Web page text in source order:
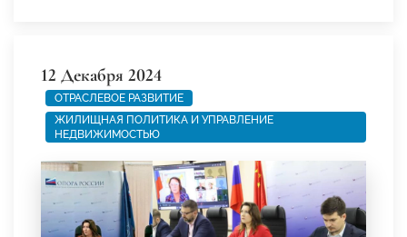
12 Декабря 2024
ОТРАСЛЕВОЕ РАЗВИТИЕ
ЖИЛИЩНАЯ ПОЛИТИКА И УПРАВЛЕНИЕ
НЕДВИЖИМОСТЬЮ